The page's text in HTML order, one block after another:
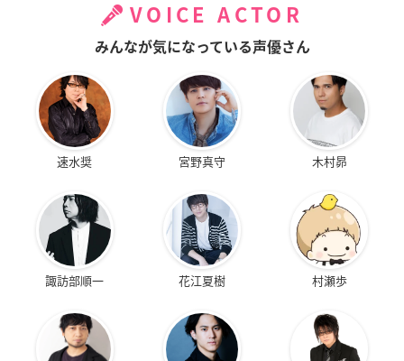
VOICE ACTOR
みんなが気になっている声優さん
速水奨 宮野真守 木村昴
諏訪部順一 花江夏樹 村瀬歩